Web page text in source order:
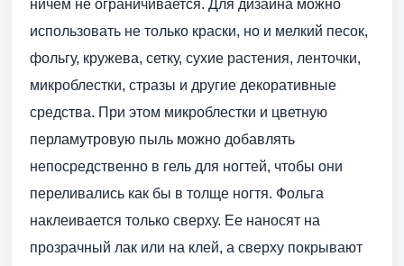
ничем не ограничивается. Для дизайна можно
использовать не только краски, но и мелкий песок,
фольгу, кружева, сетку, сухие растения, ленточки,
микроблестки, стразы и другие декоративные
средства. При этом микроблестки и цветную
перламутровую пыль можно добавлять
непосредственно в гель для ногтей, чтобы они
переливались как бы в толще ногтя. Фольга
наклеивается только сверху. Ее наносят на
прозрачный лак или на клей, а сверху покрывают